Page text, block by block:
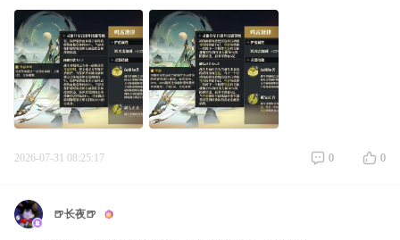
排获得琴瑟和鸣状态的武将的盾，才会对其他武将造成伤害，这个
盾有多少呢，6个武
2026-07-31 08:25:17 0 0
🍺长夜🍺